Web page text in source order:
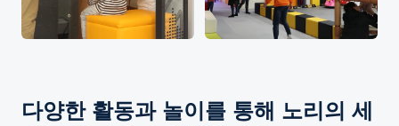
다양한 활동과 놀이를 통해 노리의 세